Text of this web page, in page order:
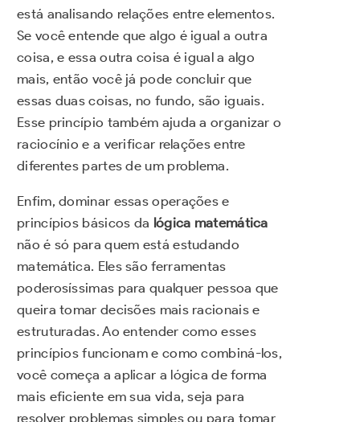
está analisando relações entre elementos.
Se você entende que algo é igual a outra
coisa, e essa outra coisa é igual a algo
mais, então você já pode concluir que
essas duas coisas, no fundo, são iguais.
Esse princípio também ajuda a organizar o
raciocínio e a verificar relações entre
diferentes partes de um problema.
Enfim, dominar essas operações e
princípios básicos da lógica matemática
não é só para quem está estudando
matemática. Eles são ferramentas
poderosíssimas para qualquer pessoa que
queira tomar decisões mais racionais e
estruturadas. Ao entender como esses
princípios funcionam e como combiná-los,
você começa a aplicar a lógica de forma
mais eficiente em sua vida, seja para
resolver problemas simples ou para tomar